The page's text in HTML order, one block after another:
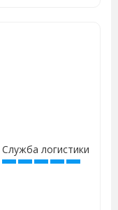
Служба логистики